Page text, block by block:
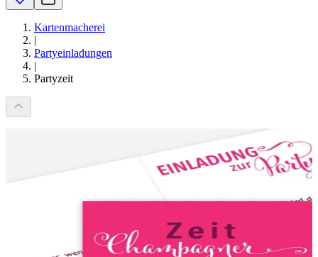
Kartenmacherei
|
Partyeinladungen
|
Partyzeit